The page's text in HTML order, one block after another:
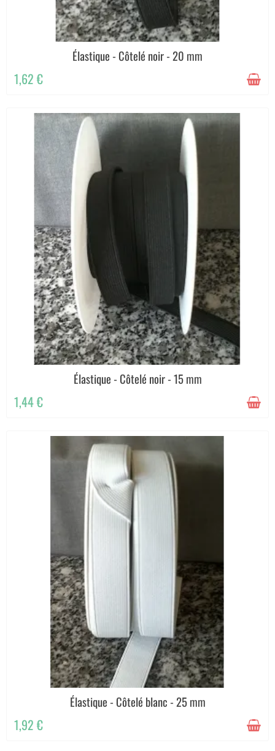
Élastique - Côtelé noir - 20 mm
1,62 €
Élastique - Côtelé noir - 15 mm
1,44 €
Élastique - Côtelé blanc - 25 mm
1,92 €